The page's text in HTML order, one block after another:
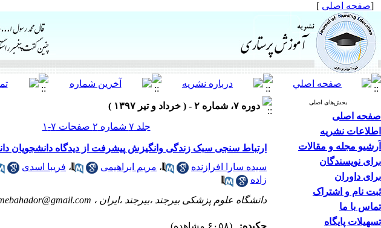
[صفحه اصلی ]
بخش‌های اصلی
صفحه اصلی
اطلاعات نشریه
آرشیو مجله و مقالات
برای نویسندگان
برای داوران
ثبت نام و اشتراک
تماس با ما
تسهیلات پایگاه
دوره ۷، شماره ۲ - ( خرداد و تیر ۱۳۹۷ )
جلد ۷ شماره ۲ صفحات ۷-۱
ارتباط سنجی سبک زندگی وانگیزش پیشرفت از دیدگاه دانشجویان
سیده سارا افرازنده
، مریم ابراهیمی ، فریبا اسدی
زاده
دانشگاه علوم پزشکی بیرجند ،بیرجند ،ایران ،
چکیده:
(۶۰۵۸ مشاهده)